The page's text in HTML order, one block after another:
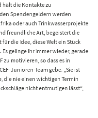
hält die Kontakte zu
Spendengeldern werden
oder auch Trinkwasserprojekte
freundliche Art, begeistert die
die Idee, diese Welt ein Stück
gelinge ihr immer wieder, gerade
zu motivieren, so dass es in
Junioren-Team gebe. „Sie ist
die nie einen wichtigen Termin
nicht entmutigen lässt“,